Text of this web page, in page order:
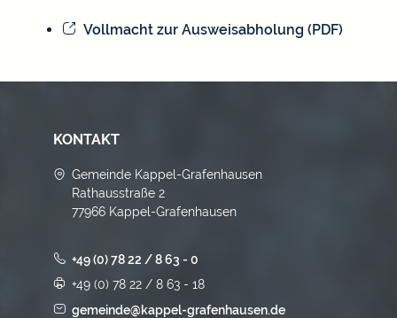
Vollmacht zur Ausweisabholung (PDF)
KONTAKT
Gemeinde Kappel-Grafenhausen
Rathausstraße 2
77966 Kappel-Grafenhausen
+49 (0) 78 22 / 8 63 - 0
+49 (0) 78 22 / 8 63 - 18
gemeinde@kappel-grafenhausen.de